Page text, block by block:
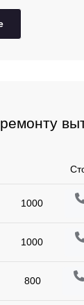
1000
1000
800